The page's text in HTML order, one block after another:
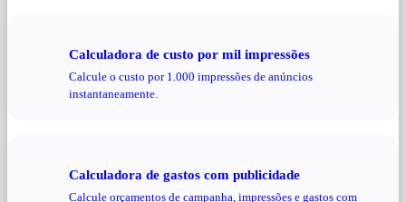
Calculadora de custo por mil impressões
Calcule o custo por 1.000 impressões de anúncios
instantaneamente.
Calculadora de gastos com publicidade
Calcule orçamentos de campanha, impressões e gastos com